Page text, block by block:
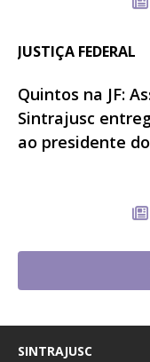
JUSTIÇA FEDERAL
Quintos na JF:
Sintrajusc
ao presidente do
SINTRAJUSC